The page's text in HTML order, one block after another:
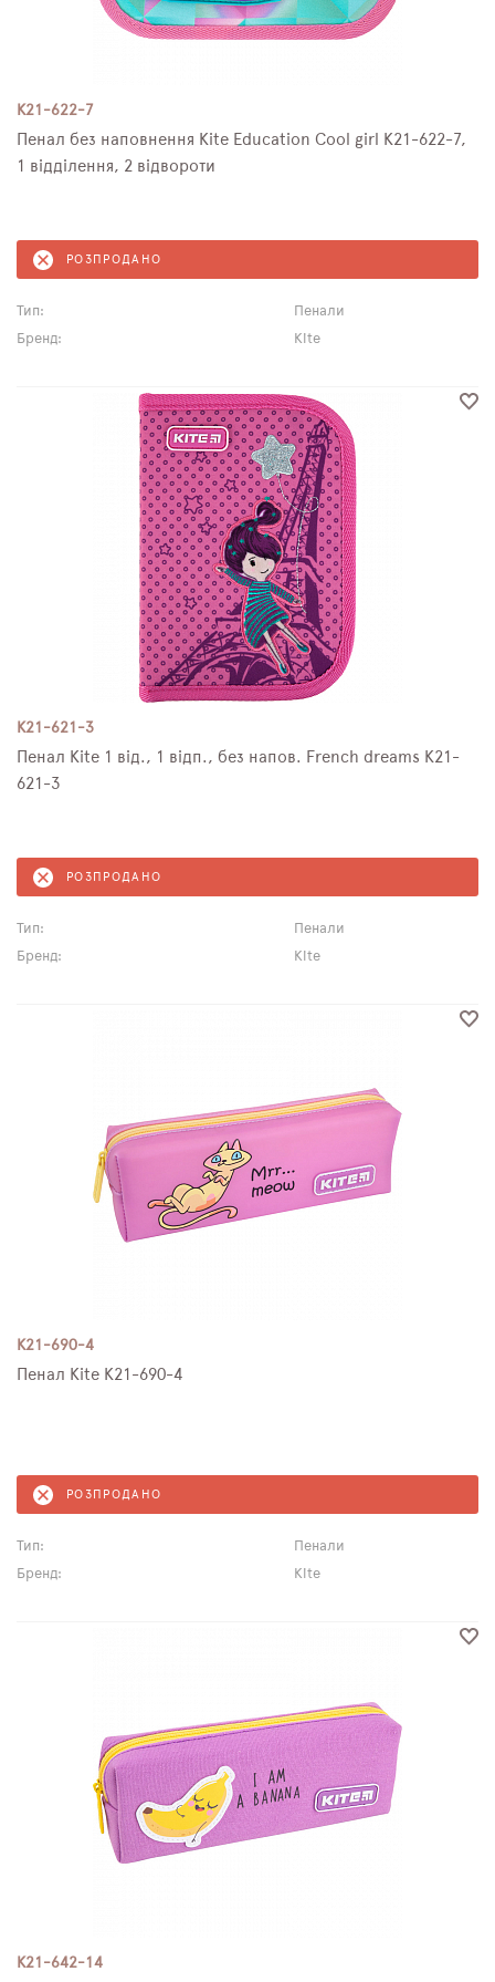
K21-622-7
Пенал без наповнення Kite Education Cool girl K21-622-7,
1 відділення, 2 відвороти
РОЗПРОДАНО
Тип:
Пенали
Бренд:
Kite
K21-621-3
Пенал Kite 1 від., 1 відп., без напов. French dreams K21-
621-3
РОЗПРОДАНО
Тип:
Пенали
Бренд:
Kite
K21-690-4
Пенал Kite K21-690-4
РОЗПРОДАНО
Тип:
Пенали
Бренд:
Kite
K21-642-14